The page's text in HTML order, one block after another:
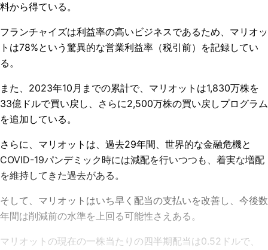
料から得ている。
フランチャイズは利益率の高いビジネスであるため、マリオッ
トは78%という驚異的な営業利益率（税引前）を記録してい
る。
また、2023年10月までの累計で、マリオットは1,830万株を
33億ドルで買い戻し、さらに2,500万株の買い戻しプログラム
を追加している。
さらに、マリオットは、過去29年間、世界的な金融危機と
COVID-19パンデミック時には減配を行いつつも、着実な増配
を維持してきた過去がある。
そして、マリオットはいち早く配当の支払いを改善し、今後数
年間は削減前の水準を上回る可能性さえある。
マリオットの現在の一株当たりの四半期配当は0.52ドルで、